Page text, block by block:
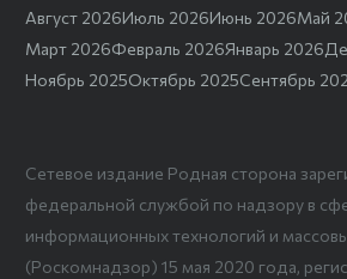
Август 2026Июль 2026Июнь 2026Май
Март 2026Февраль 2026Январь 2026
Ноябрь 2025Октябрь 2025Сентябрь
Сетевое издание Родная сторона
федеральной службой по надзору в
информационных технологий и
(Роскомнадзор) 15 мая 2020 года,